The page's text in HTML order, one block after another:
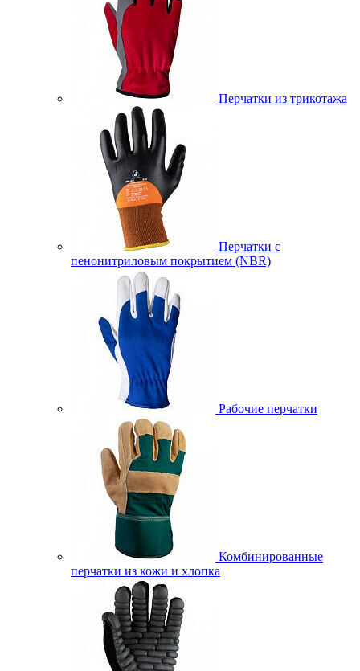
Перчатки из трикотажа
Перчатки с
пенонитриловым покрытием (NBR)
Рабочие перчатки
Комбинированные
перчатки из кожи и хлопка